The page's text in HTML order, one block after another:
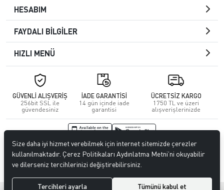
HESABIM
FAYDALI BİLGİLER
HIZLI MENÜ
GÜVENLİ ALIŞVERİŞ
256bit SSL ile
güvendesiniz
İADE GARANTİSİ
14 gün içinde iade
garantisi
ÜCRETSİZ KARGO
1750 TL ve üzeri
alışverişlerinizde
© 2026Kuafördepo. Tüm hakları saklıdır.
Hipotenüs ®Yeni Nesil E-Ticaret Sistemleri ile Hazırlanmıştır.
Size daha iyi hizmet verebilmek için internet sitemizde çerezler
kullanılmaktadır. Çerez Politikaları Aydınlatma Metni’ni okuyabilir
ve dilerseniz tercihlerinizi değiştirebilirsiniz.
Tercihleri ayarla Tümünü kabul et